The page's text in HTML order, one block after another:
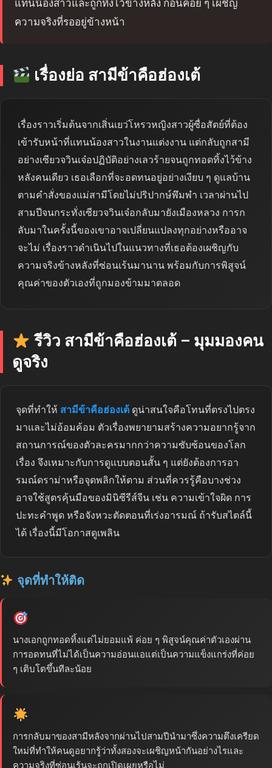
แทนน้องสาวและถูกทิ้งไว้ข้างหลัง ก่อนค่อย ๆ เผชิญ
ความจริงที่รออยู่ข้างหน้า
เรื่องย่อ สามีข้าคือฮ่องเต้
เรื่องราวเริ่มต้นจากเสิ่นเยว่โหรวหญิงสาวผู้ซื่อสัตย์ที่ต้อง
เข้ารับหน้าที่แทนน้องสาวในงานแต่งงาน แต่กลับถูกสามี
อย่างเซียวจวินเจ๋อปฏิบัติอย่างเลวร้ายจนถูกทอดทิ้งไว้ข้าง
หลังคนเดียว เธอเลือกที่จะอดทนอยู่อย่างเงียบ ๆ ดูแลบ้าน
ตามคำสั่งของแม่สามีโดยไม่ปริปากษ์พึมพำ เวลาผ่านไป
สามปีจนกระทั่งเซียวจวินเจ๋อกลับมายังเมืองหลวง การก
ลับมาในครั้งนี้ของเขาอาจเปลี่ยนแปลงทุกอย่างหรืออาจ
จะไม่ เรื่องราวดำเนินไปในแนวทางที่เธอต้องเผชิญกับ
ความจริงข้างหลังที่ซ่อนเร้นมานาน พร้อมกับการพิสูจน์
คุณค่าของตัวเองที่ถูกมองข้ามมาตลอด
รีวิว สามีข้าคือฮ่องเต้ – มุมมองคน
ดูจริง
จุดที่ทำให้ สามีข้าคือฮ่องเต้ ดูน่าสนใจคือโทนที่ตรงไปตรง
มาและไม่อ้อมค้อม ตัวเรื่องพยายามสร้างความอยากรู้จาก
สถานการณ์ของตัวละครมากกว่าความซับซ้อนของโลก
เรื่อง จึงเหมาะกับการดูแบบตอนสั้น ๆ แต่ยังต้องการอา
รมณ์ดราม่าหรือจุดพลิกให้ตาม ส่วนที่ควรรู้คือบางช่วง
อาจใช้สูตรคุ้นมือของมินิซีรีส์จีน เช่น ความเข้าใจผิด การ
ปะทะคำพูด หรือจังหวะตัดตอนที่เร่งอารมณ์ ถ้ารับสไตล์นี้
ได้ เรื่องนี้มีโอกาสดูเพลิน
จุดที่ทำให้ติด
นางเอกถูกทอดทิ้งแต่ไม่ยอมแพ้ ค่อย ๆ พิสูจน์คุณค่าตัวเองผ่าน
การอดทนที่ไม่ได้เป็นความอ่อนแอแต่เป็นความแข็งแกร่งที่ค่อย
ๆ เติบโตขึ้นทีละน้อย
การกลับมาของสามีหลังจากผ่านไปสามปีนำมาซึ่งความตึงเครียด
ใหม่ที่ทำให้คนดูอยากรู้ว่าทั้งสองจะเผชิญหน้ากันอย่างไรและ
ความจริงที่ซ่อนเร้นจะถูกเปิดเผยหรือไม่